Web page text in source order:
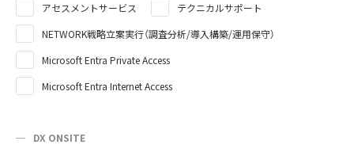
アセスメントサービス
テクニカルサポート
NETWORK戦略立案実行（調査分析/導入構築/運用保守）
Microsoft Entra Private Access
Microsoft Entra Internet Access
DX ONSITE